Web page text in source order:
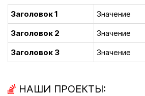
Заголовок 1 Значение
Заголовок 2
Значение
Заголовок 3
Значение
НАШИ ПРОЕКТЫ: